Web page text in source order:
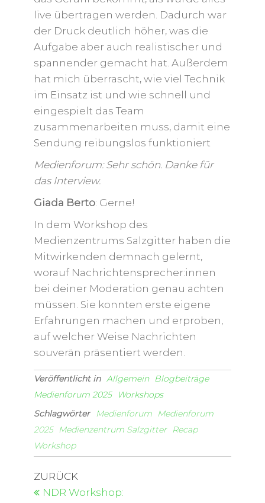
live übertragen werden. Dadurch war
der Druck deutlich höher, was die
Aufgabe aber auch realistischer und
spannender gemacht hat. Außerdem
hat mich überrascht, wie viel Technik
im Einsatz ist und wie schnell und
eingespielt das Team
zusammenarbeiten muss, damit eine
Sendung reibungslos funktioniert
Medienforum: Sehr schön. Danke für
das Interview.
Giada Berto: Gerne!
In dem Workshop des
Medienzentrums Salzgitter haben die
Mitwirkenden demnach gelernt,
worauf Nachrichtensprecher:innen
bei deiner Moderation genau achten
müssen. Sie konnten erste eigene
Erfahrungen machen und erproben,
auf welcher Weise Nachrichten
souverän präsentiert werden.
Veröffentlicht in Allgemein Blogbeiträge
Medienforum 2025
Workshops
Schlagwörter
Medienforum Medienforum
2025 Medienzentrum Salzgitter Recap
Workshop
ZURÜCK
NDR Workshop: